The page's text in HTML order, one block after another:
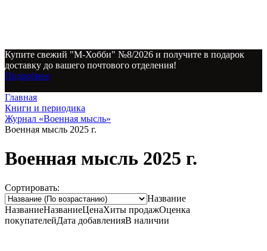
Купите свежий "М-Хобби" №8/2026 и получите в подарок
доставку до вашего почтового отделения!
Подробнее
Главная
Книги и периодика
Журнал «Военная мысль»
Военная мысль 2025 г.
Военная мысль 2025 г.
Сортировать:
Название
НазваниеНазваниеЦенаХиты продажОценка
покупателейДата добавленияВ наличии